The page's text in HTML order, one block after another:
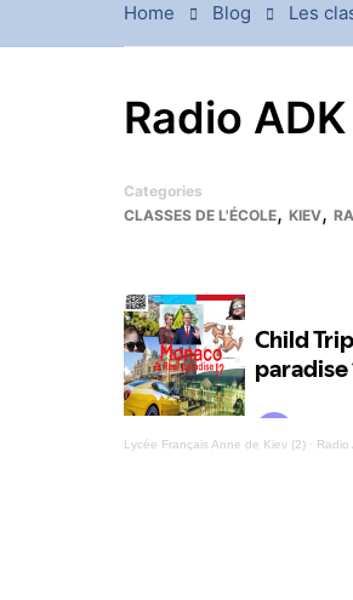
Home Blog Les
Radio
Categories
CLASSES DE L'ÉCOLE, KIEV,
Lycée Français Anne de Kiev (2) · Radio